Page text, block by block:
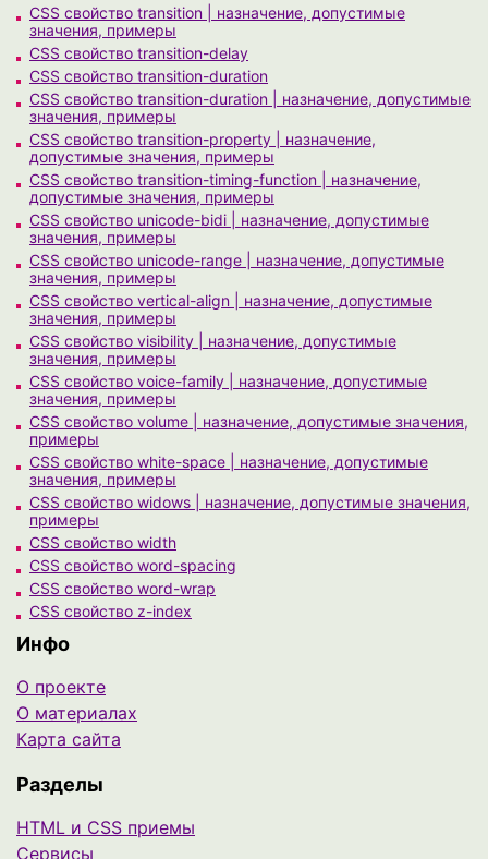
CSS свойство transition | назначение, допустимые
значения, примеры
CSS свойство transition-delay
CSS свойство transition-duration
CSS свойство transition-duration | назначение, допустимые
значения, примеры
CSS свойство transition-property | назначение,
допустимые значения, примеры
CSS свойство transition-timing-function | назначение,
допустимые значения, примеры
CSS свойство unicode-bidi | назначение, допустимые
значения, примеры
CSS свойство unicode-range | назначение, допустимые
значения, примеры
CSS свойство vertical-align | назначение, допустимые
значения, примеры
CSS свойство visibility | назначение, допустимые
значения, примеры
CSS свойство voice-family | назначение, допустимые
значения, примеры
CSS свойство volume | назначение, допустимые значения,
примеры
CSS свойство white-space | назначение, допустимые
значения, примеры
CSS свойство widows | назначение, допустимые значения,
примеры
CSS свойство width
CSS свойство word-spacing
CSS свойство word-wrap
CSS свойство z-index
Инфо
О проекте
О материалах
Карта сайта
Разделы
HTML и CSS приемы
Сервисы